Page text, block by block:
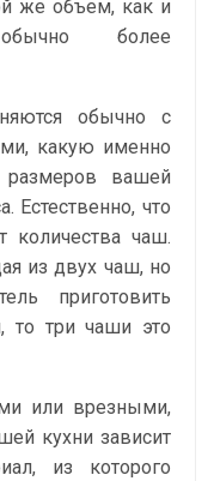
же объем, как и
более
обычно с
какую именно
размеров вашей
Естественно, что
количества чаш.
из двух чаш, но
приготовить
то три чаши это
или врезными,
кухни зависит
из которого